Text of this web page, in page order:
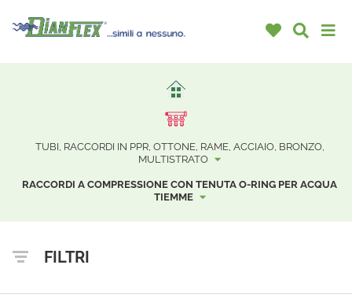
TUBI, RACCORDI IN PPR, OTTONE, RAME, ACCIAIO, BRONZO,
MULTISTRATO
RACCORDI A COMPRESSIONE CON TENUTA O-RING PER ACQUA
TIEMME
FILTRI